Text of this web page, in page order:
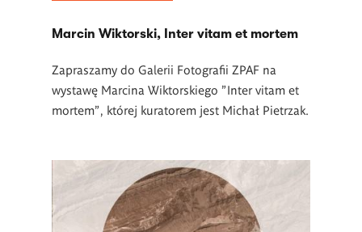
Marcin Wiktorski, Inter vitam et mortem
Zapraszamy do Galerii Fotografii ZPAF na
wystawę Marcina Wiktorskiego "Inter vitam et
mortem", której kuratorem jest Michał Pietrzak.